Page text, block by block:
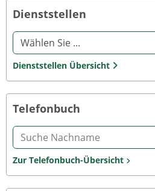
Dienststellen
Die Auswahl einer Option im
Dienststellen Übersicht
Telefonbuch
Zur Telefonbuch-Übersicht